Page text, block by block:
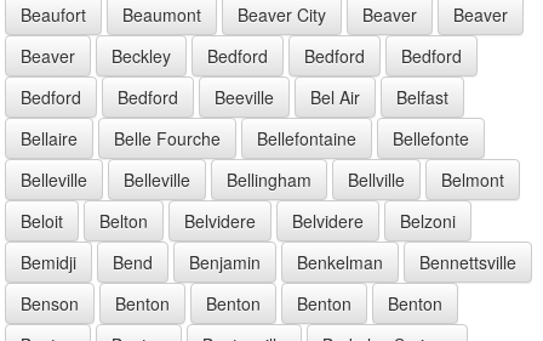
Beaufort
Beaumont Beaver City Beaver
Beaver
Beaver
Beckley Bedford Bedford
Bedford
Bedford
Bedford Beeville Bel Air
Belfast
Bellaire
Belle Fourche Bellefontaine
Bellefonte
Belleville
Belleville Bellingham Bellville
Belmont
Beloit
Belton Belvidere Belvidere
Belzoni
Bemidji
Bend Benjamin Benkelman
Bennettsville
Benson
Benton Benton Benton
Benton